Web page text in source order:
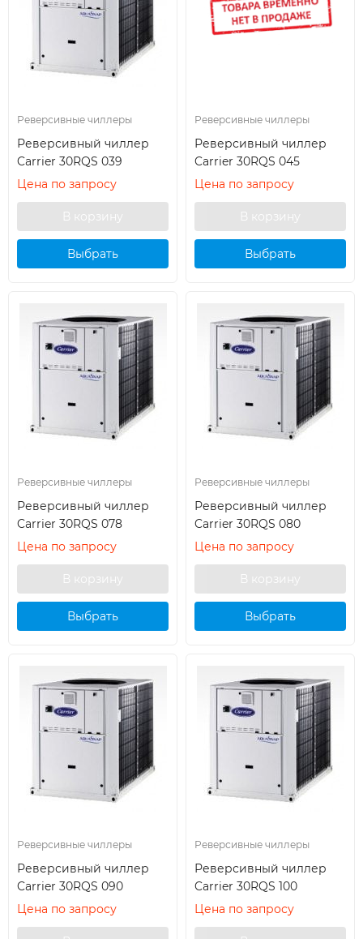
Реверсивные чиллеры
Реверсивный чиллер
Carrier 30RQS 039
Цена по запросу
Выбрать
Реверсивные чиллеры
Реверсивный чиллер
Carrier 30RQS 045
Цена по запросу
Выбрать
Реверсивные чиллеры
Реверсивный чиллер
Carrier 30RQS 078
Цена по запросу
Выбрать
Реверсивные чиллеры
Реверсивный чиллер
Carrier 30RQS 080
Цена по запросу
Выбрать
Реверсивные чиллеры
Реверсивный чиллер
Carrier 30RQS 090
Цена по запросу
Реверсивные чиллеры
Реверсивный чиллер
Carrier 30RQS 100
Цена по запросу